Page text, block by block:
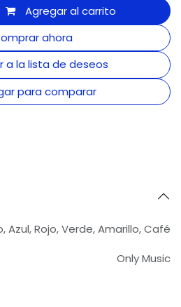
Agregar al carrito
ahora
para comparar
a la lista de deseos
,Azul,Rojo,Verde,Amarillo,Café
Only Music